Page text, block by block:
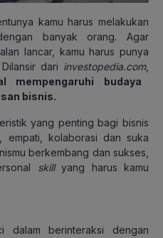
kamu harus melakukan
banyak orang. Agar
lancar, kamu harus punya
dari investopedia.com,
mempengaruhi budaya
bisnis.
yang penting bagi bisnis
empati, kolaborasi dan suka
berkembang dan sukses,
skillyang harus kamu
dalam berinteraksi dengan